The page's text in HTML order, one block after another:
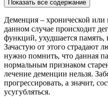
Показать все содержание
Деменция – хронической
данном случае происходит
функций, ухудшается
Зачастую от этого страдают
нужно помнить, что данная
нормальным признаком
лечение деменции нельзя.
прогрессировать, а значит,
усугубляться.